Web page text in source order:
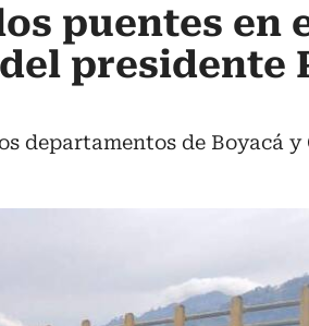
puentes en
presidente
departamentos de Boyacá